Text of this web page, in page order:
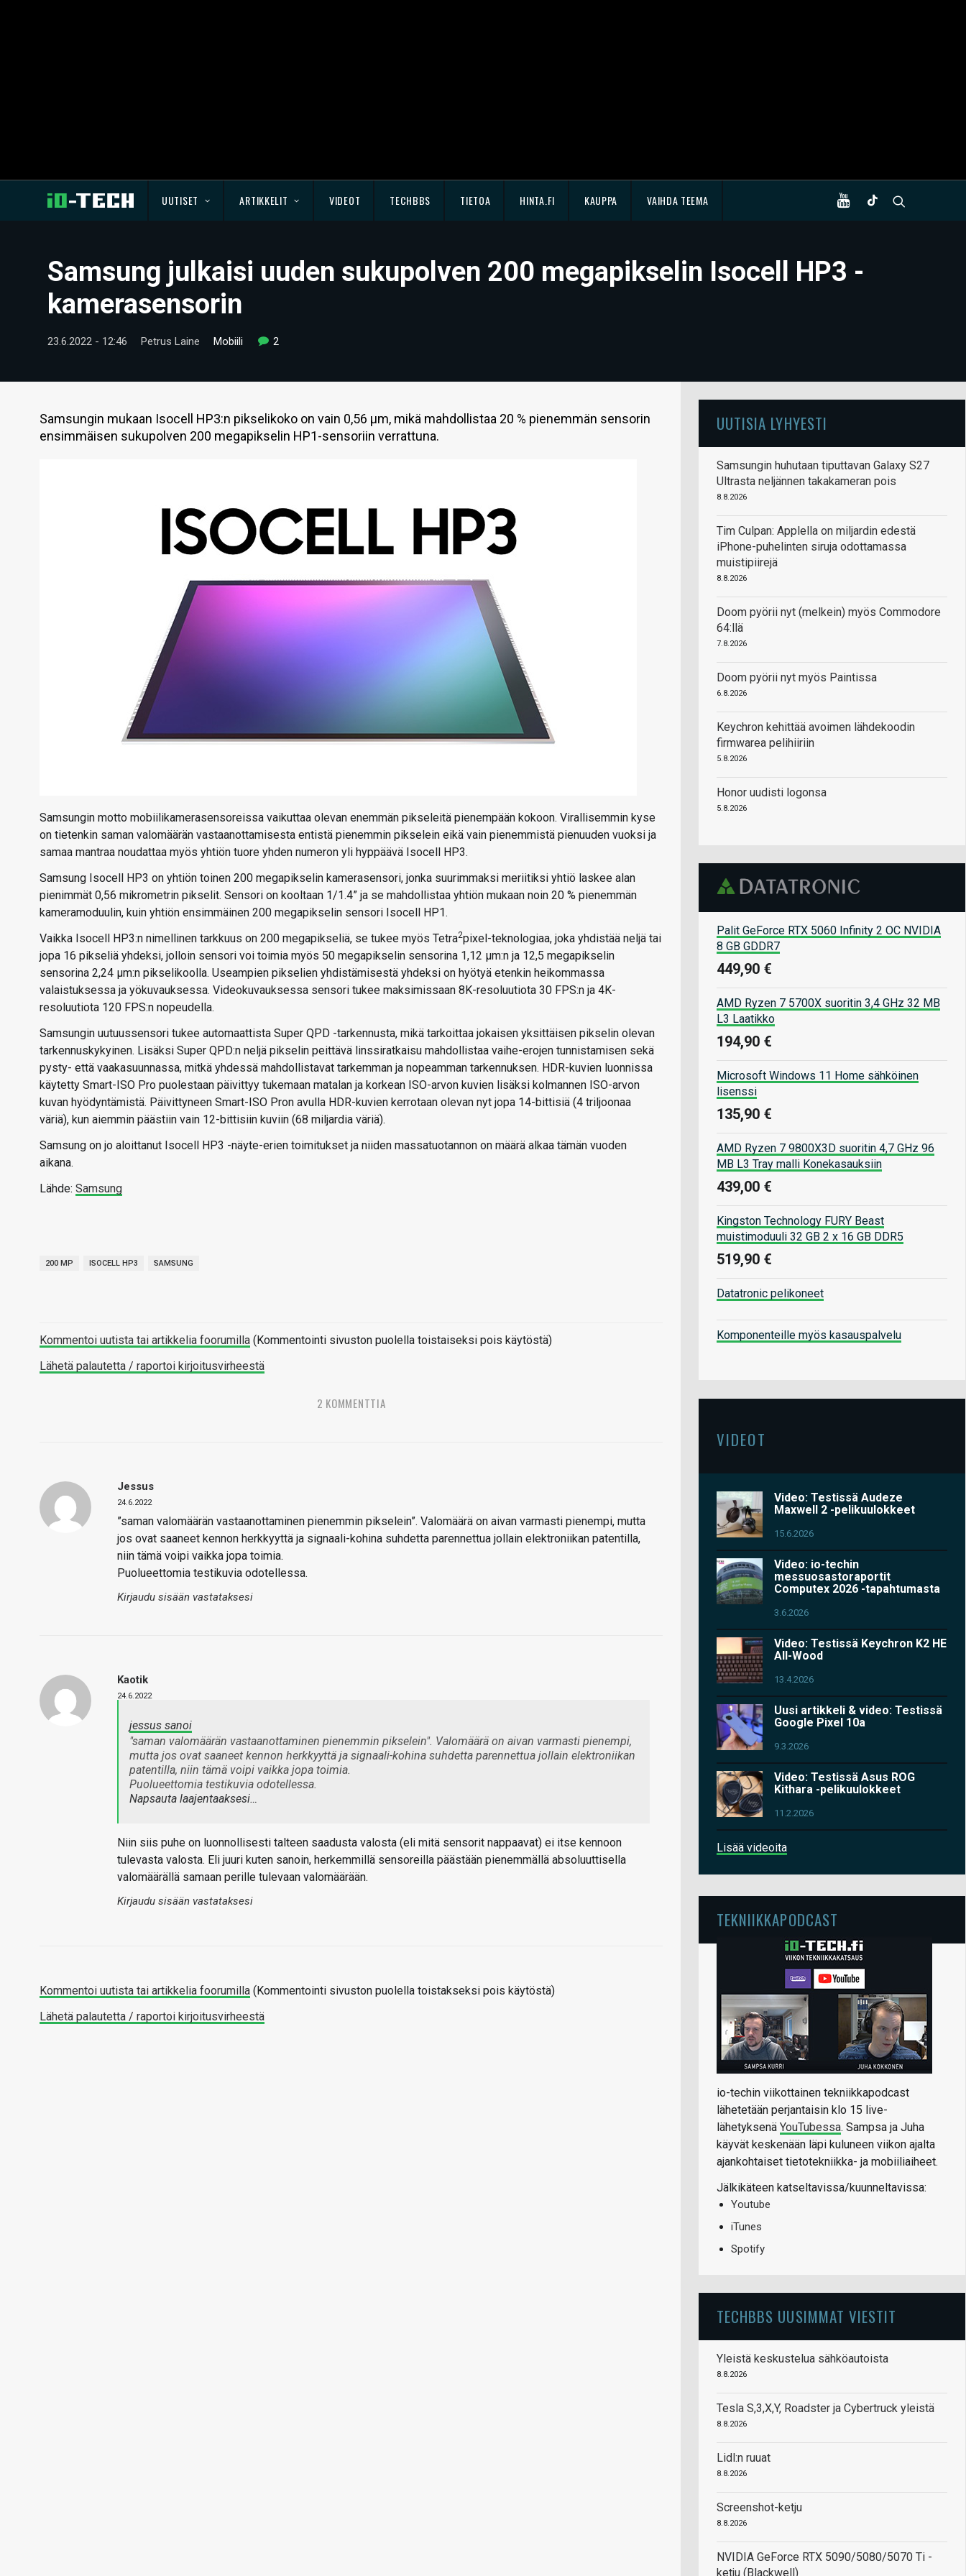
UUTISET ARTIKKELIT VIDEOT TECHBBS TIETOA HINTA.FI KAUPPA VAIHDA TEEMA
Samsung julkaisi uuden sukupolven 200 megapikselin Isocell HP3 -
kamerasensorin
23.6.2022 - 12:46 Petrus Laine Mobiili 2
Samsungin mukaan Isocell HP3:n pikselikoko on vain 0,56 µm, mikä mahdollistaa 20 % pienemmän sensorin
ensimmäisen sukupolven 200 megapikselin HP1-sensoriin verrattuna.
Samsungin motto mobiilikamerasensoreissa vaikuttaa olevan enemmän pikseleitä pienempään kokoon. Virallisemmin kyse
on tietenkin saman valomäärän vastaanottamisesta entistä pienemmin pikselein eikä vain pienemmistä pienuuden vuoksi ja
samaa mantraa noudattaa myös yhtiön tuore yhden numeron yli hyppäävä Isocell HP3.
Samsung Isocell HP3 on yhtiön toinen 200 megapikselin kamerasensori, jonka suurimmaksi meriitiksi yhtiö laskee alan
pienimmät 0,56 mikrometrin pikselit. Sensori on kooltaan 1/1.4” ja se mahdollistaa yhtiön mukaan noin 20 % pienemmän
kameramoduulin, kuin yhtiön ensimmäinen 200 megapikselin sensori Isocell HP1.
Vaikka Isocell HP3:n nimellinen tarkkuus on 200 megapikseliä, se tukee myös Tetra2pixel-teknologiaa, joka yhdistää neljä tai
jopa 16 pikseliä yhdeksi, jolloin sensori voi toimia myös 50 megapikselin sensorina 1,12 µm:n ja 12,5 megapikselin
sensorina 2,24 µm:n pikselikoolla. Useampien pikselien yhdistämisestä yhdeksi on hyötyä etenkin heikommassa
valaistuksessa ja yökuvauksessa. Videokuvauksessa sensori tukee maksimissaan 8K-resoluutiota 30 FPS:n ja 4K-
resoluutiota 120 FPS:n nopeudella.
Samsungin uutuussensori tukee automaattista Super QPD -tarkennusta, mikä tarkoittaa jokaisen yksittäisen pikselin olevan
tarkennuskykyinen. Lisäksi Super QPD:n neljä pikselin peittävä linssiratkaisu mahdollistaa vaihe-erojen tunnistamisen sekä
pysty- että vaakasuunnassa, mitkä yhdessä mahdollistavat tarkemman ja nopeamman tarkennuksen. HDR-kuvien luonnissa
käytetty Smart-ISO Pro puolestaan päivittyy tukemaan matalan ja korkean ISO-arvon kuvien lisäksi kolmannen ISO-arvon
kuvan hyödyntämistä. Päivittyneen Smart-ISO Pron avulla HDR-kuvien kerrotaan olevan nyt jopa 14-bittisiä (4 triljoonaa
väriä), kun aiemmin päästiin vain 12-bittisiin kuviin (68 miljardia väriä).
Samsung on jo aloittanut Isocell HP3 -näyte-erien toimitukset ja niiden massatuotannon on määrä alkaa tämän vuoden
aikana.
Lähde: Samsung
200 MP ISOCELL HP3 SAMSUNG
Kommentoi uutista tai artikkelia foorumilla (Kommentointi sivuston puolella toistaiseksi pois käytöstä)
Lähetä palautetta / raportoi kirjoitusvirheestä
2 KOMMENTTIA
Jessus
24.6.2022
”saman valomäärän vastaanottaminen pienemmin pikselein”. Valomäärä on aivan varmasti pienempi, mutta
jos ovat saaneet kennon herkkyyttä ja signaali-kohina suhdetta parennettua jollain elektroniikan patentilla,
niin tämä voipi vaikka jopa toimia.
Puolueettomia testikuvia odotellessa.
Kirjaudu sisään vastataksesi
Kaotik
24.6.2022
jessus sanoi
"saman valomäärän vastaanottaminen pienemmin pikselein". Valomäärä on aivan varmasti pienempi,
mutta jos ovat saaneet kennon herkkyyttä ja signaali-kohina suhdetta parennettua jollain elektroniikan
patentilla, niin tämä voipi vaikka jopa toimia.
Puolueettomia testikuvia odotellessa.
Napsauta laajentaaksesi…
Niin siis puhe on luonnollisesti talteen saadusta valosta (eli mitä sensorit nappaavat) ei itse kennoon
tulevasta valosta. Eli juuri kuten sanoin, herkemmillä sensoreilla päästään pienemmällä absoluuttisella
valomäärällä samaan perille tulevaan valomäärään.
Kirjaudu sisään vastataksesi
Kommentoi uutista tai artikkelia foorumilla (Kommentointi sivuston puolella toistakseksi pois käytöstä)
Lähetä palautetta / raportoi kirjoitusvirheestä
UUTISIA LYHYESTI
Samsungin huhutaan tiputtavan Galaxy S27
Ultrasta neljännen takakameran pois
8.8.2026
Tim Culpan: Applella on miljardin edestä
iPhone-puhelinten siruja odottamassa
muistipiirejä
8.8.2026
Doom pyörii nyt (melkein) myös Commodore
64:llä
7.8.2026
Doom pyörii nyt myös Paintissa
6.8.2026
Keychron kehittää avoimen lähdekoodin
firmwarea pelihiiriin
5.8.2026
Honor uudisti logonsa
5.8.2026
Palit GeForce RTX 5060 Infinity 2 OC NVIDIA
8 GB GDDR7
449,90 €
AMD Ryzen 7 5700X suoritin 3,4 GHz 32 MB
L3 Laatikko
194,90 €
Microsoft Windows 11 Home sähköinen
lisenssi
135,90 €
AMD Ryzen 7 9800X3D suoritin 4,7 GHz 96
MB L3 Tray malli Konekasauksiin
439,00 €
Kingston Technology FURY Beast
muistimoduuli 32 GB 2 x 16 GB DDR5
519,90 €
Datatronic pelikoneet
Komponenteille myös kasauspalvelu
VIDEOT
Video: Testissä Audeze
Maxwell 2 -pelikuulokkeet
15.6.2026
Video: io-techin
messuosastoraportit
Computex 2026 -tapahtumasta
3.6.2026
Video: Testissä Keychron K2 HE
All-Wood
13.4.2026
Uusi artikkeli & video: Testissä
Google Pixel 10a
9.3.2026
Video: Testissä Asus ROG
Kithara -pelikuulokkeet
11.2.2026
Lisää videoita
TEKNIIKKAPODCAST
io-techin viikottainen tekniikkapodcast
lähetetään perjantaisin klo 15 live-
lähetyksenä YouTubessa. Sampsa ja Juha
käyvät keskenään läpi kuluneen viikon ajalta
ajankohtaiset tietotekniikka- ja mobiiliaiheet.
Jälkikäteen katseltavissa/kuunneltavissa:
Youtube
iTunes
Spotify
TECHBBS UUSIMMAT VIESTIT
Yleistä keskustelua sähköautoista
8.8.2026
Tesla S,3,X,Y, Roadster ja Cybertruck yleistä
8.8.2026
Lidl:n ruuat
8.8.2026
Screenshot-ketju
8.8.2026
NVIDIA GeForce RTX 5090/5080/5070 Ti -
ketju (Blackwell)